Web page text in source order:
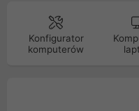
Konfigurator
komputerów